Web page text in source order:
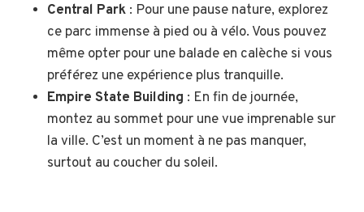
Central Park : Pour une pause nature, explorez
ce parc immense à pied ou à vélo. Vous pouvez
même opter pour une balade en calèche si vous
préférez une expérience plus tranquille.
Empire State Building : En fin de journée,
montez au sommet pour une vue imprenable sur
la ville. C’est un moment à ne pas manquer,
surtout au coucher du soleil.